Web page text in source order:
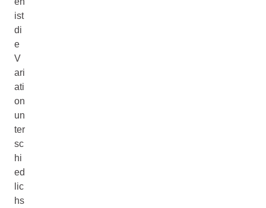
ist
di
e
V
ari
ati
on
un
ter
sc
hi
ed
lic
hs